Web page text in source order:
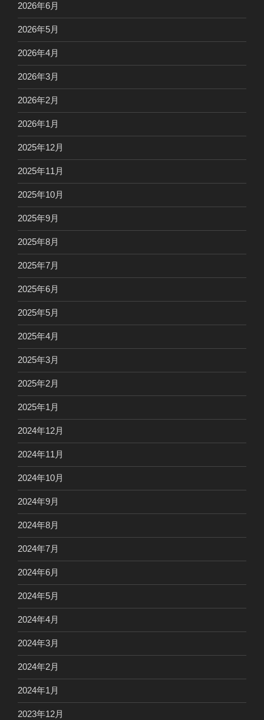
2026年6月
2026年5月
2026年4月
2026年3月
2026年2月
2026年1月
2025年12月
2025年11月
2025年10月
2025年9月
2025年8月
2025年7月
2025年6月
2025年5月
2025年4月
2025年3月
2025年2月
2025年1月
2024年12月
2024年11月
2024年10月
2024年9月
2024年8月
2024年7月
2024年6月
2024年5月
2024年4月
2024年3月
2024年2月
2024年1月
2023年12月